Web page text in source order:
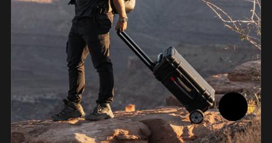
© 2026, NANUK Europe.Propulsé par Shopify
Politique de remboursement
Politique de confidentialité
Conditions d'utilisation
Politique d'expédition
Avis juridique
Rapport de conformité